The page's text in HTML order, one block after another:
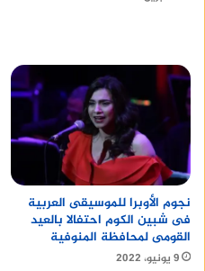
نجوم الأوبرا للموسيقى العربية
فى شبين الكوم احتفالا بالعيد
القومى لمحافظة المنوفية
9 يونيو، 2022